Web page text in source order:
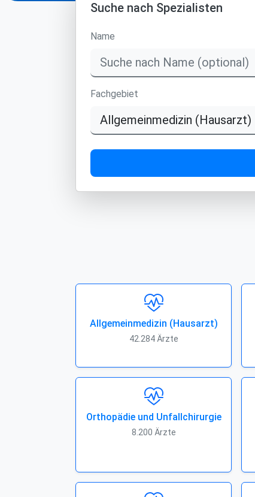
Suche nach Spezialisten
Name
Fachgebiet
Allgemeinmedizin (Hausarzt)
42.284 Ärzte
Orthopädie und Unfallchirurgie
8.200 Ärzte